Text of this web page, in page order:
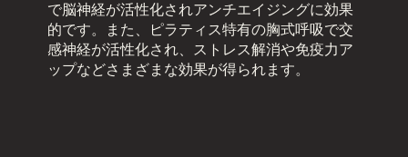
で脳神経が活性化されアンチエイジングに効果
的です。また、ピラティス特有の胸式呼吸で交
感神経が活性化され、ストレス解消や免疫力ア
ップなどさまざまな効果が得られます。